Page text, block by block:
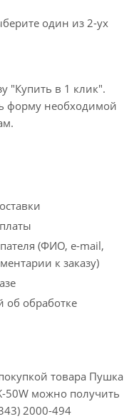
один из 2-ух
"Купить в 1 клик".
форму необходимой
(ФИО, e-mail,
к заказу)
об обработке
товара Пушка
50W можно получить
2000-494